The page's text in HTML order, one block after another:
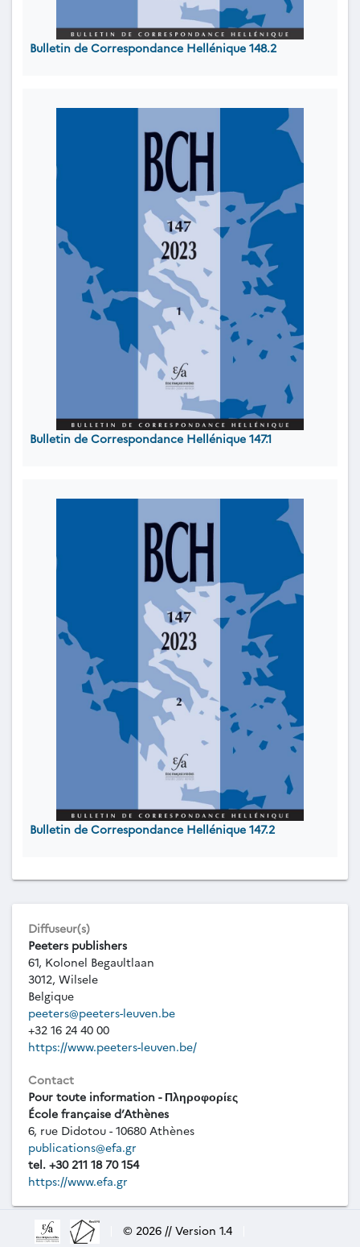
Bulletin de Correspondance Hellénique 148.2
Bulletin de Correspondance Hellénique 147.1
Bulletin de Correspondance Hellénique 147.2
Diffuseur(s)
Peeters publishers
61, Kolonel Begaultlaan
3012, Wilsele
Belgique
peeters@peeters-leuven.be
+32 16 24 40 00
https://www.peeters-leuven.be/
Contact
Pour toute information - Πληροφορίες
École française d’Athènes
6, rue Didotou - 10680 Athènes
publications@efa.gr
tel. +30 211 18 70 154
https://www.efa.gr
© 2026 // Version 1.4